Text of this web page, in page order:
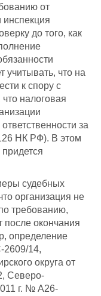
от
инспекция
до того, как
учитывать, что на
к спору с
налоговая
за
НК РФ). В этом
судебных
организация не
требованию,
после окончания
определение
14,
округа от
Северо-
г. № А26-